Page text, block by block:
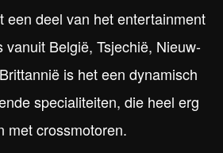
een deel van het entertainment
vanuit België, Tsjechië, Nieuw-
is het een dynamisch
specialiteiten, die heel erg
met crossmotoren.